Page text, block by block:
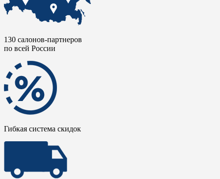
130 салонов-партнеров
по всей России
Гибкая система скидок